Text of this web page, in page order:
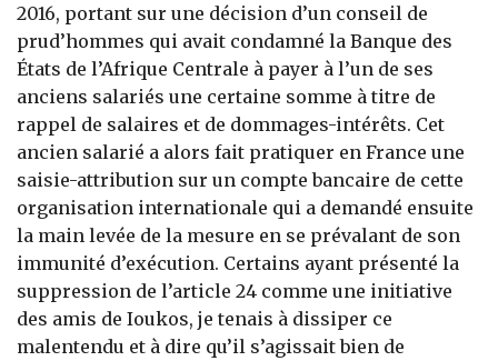
2016, portant sur une décision d’un conseil de
prud’hommes qui avait condamné la Banque des
États de l’Afrique Centrale à payer à l’un de ses
anciens salariés une certaine somme à titre de
rappel de salaires et de dommages-intérêts. Cet
ancien salarié a alors fait pratiquer en France une
saisie-attribution sur un compte bancaire de cette
organisation internationale qui a demandé ensuite
la main levée de la mesure en se prévalant de son
immunité d’exécution. Certains ayant présenté la
suppression de l’article 24 comme une initiative
des amis de Ioukos, je tenais à dissiper ce
malentendu et à dire qu’il s’agissait bien de